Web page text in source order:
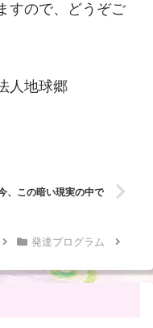
すので、どうぞご
人地球郷
、この暗い現実の中で
発達プログラム